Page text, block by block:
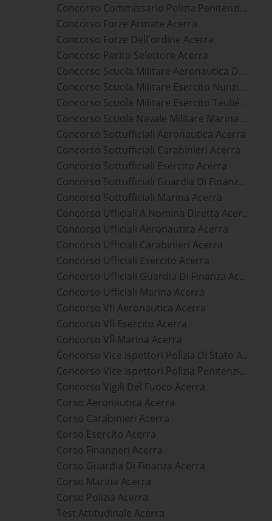
Concorso Commissario Polizia Penitenziaria Acerra
Concorso Forze Armate Acerra
Concorso Forze Dell'ordine Acerra
Concorso Perito Selettore Acerra
Concorso Scuola Militare Aeronautica Douhet Acerra
Concorso Scuola Militare Esercito Nunziatella Acerra
Concorso Scuola Militare Esercito Teulié Acerra
Concorso Scuola Navale Militare Marina Morosini Acerra
Concorso Sottufficiali Aeronautica Acerra
Concorso Sottufficiali Carabinieri Acerra
Concorso Sottufficiali Esercito Acerra
Concorso Sottufficiali Guardia Di Finanza Acerra
Concorso Sottufficiali Marina Acerra
Concorso Ufficiali A Nomina Diretta Acerra
Concorso Ufficiali Aeronautica Acerra
Concorso Ufficiali Carabinieri Acerra
Concorso Ufficiali Esercito Acerra
Concorso Ufficiali Guardia Di Finanza Acerra
Concorso Ufficiali Marina Acerra
Concorso Vfi Aeronautica Acerra
Concorso Vfi Esercito Acerra
Concorso Vfi Marina Acerra
Concorso Vice Ispettori Polizia Di Stato Acerra
Concorso Vice Ispettori Polizia Penitenziaria Acerra
Concorso Vigili Del Fuoco Acerra
Corso Aeronautica Acerra
Corso Carabinieri Acerra
Corso Esercito Acerra
Corso Finanzieri Acerra
Corso Guardia Di Finanza Acerra
Corso Marina Acerra
Corso Polizia Acerra
Test Attitudinale Acerra